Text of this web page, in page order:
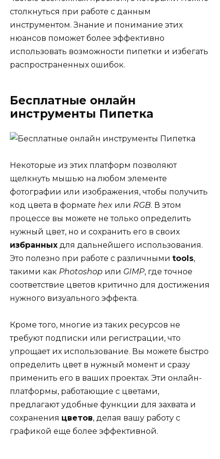
столкнуться при работе с данным
инструментом. Знание и понимание этих
нюансов поможет более эффективно
использовать возможности пипетки и избегать
распространенных ошибок.
Бесплатные онлайн
инструменты Пипетка
Некоторые из этих платформ позволяют
щелкнуть мышью на любом элементе
фотографии или изображения, чтобы получить
код цвета в формате hex или RGB. В этом
процессе вы можете не только определить
нужный цвет, но и сохранить его в своих
избранных для дальнейшего использования.
Это полезно при работе с различными tools,
такими как Photoshop или GIMP, где точное
соответствие цветов критично для достижения
нужного визуального эффекта.
Кроме того, многие из таких ресурсов не
требуют подписки или регистрации, что
упрощает их использование. Вы можете быстро
определить цвет в нужный момент и сразу
применить его в ваших проектах. Эти онлайн-
платформы, работающие с цветами,
предлагают удобные функции для захвата и
сохранения цветов, делая вашу работу с
графикой еще более эффективной.